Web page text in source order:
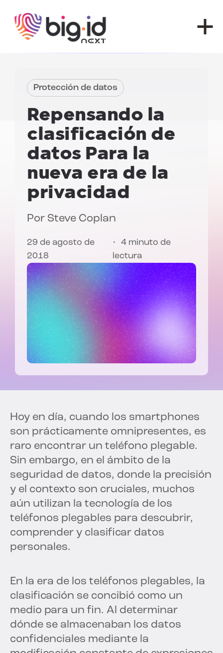
Protección de datos
Repensando la
clasificación de
datosPara la
nueva era de la
privacidad
Por Steve Coplan
29 de agosto de
2018
4 minuto de
lectura
Hoy en día, cuando los smartphones
son prácticamente omnipresentes, es
raro encontrar un teléfono plegable.
Sin embargo, en el ámbito de la
seguridad de datos, donde la precisión
y el contexto son cruciales, muchos
aún utilizan la tecnología de los
teléfonos plegables para descubrir,
comprender y clasificar datos
personales.
En la era de los teléfonos plegables, la
clasificación se concibió como un
medio para un fin. Al determinar
dónde se almacenaban los datos
confidenciales mediante la